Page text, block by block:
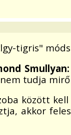
tigris"
tudja
között
akkor